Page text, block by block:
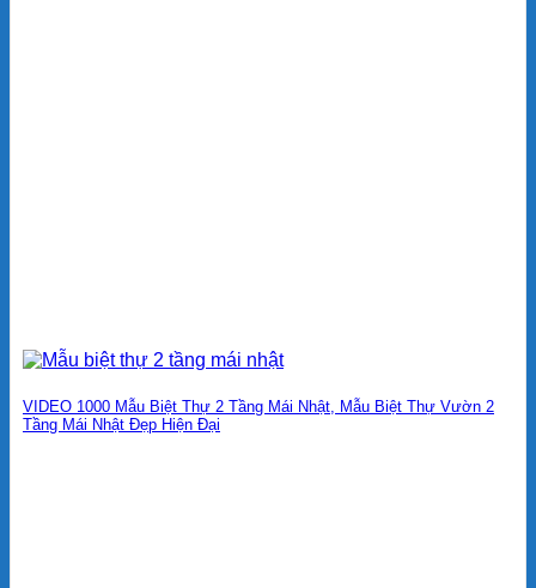
VIDEO 1000 Mẫu Biệt Thự 2 Tầng Mái Nhật, Mẫu Biệt Thự Vườn 2
Tầng Mái Nhật Đẹp Hiện Đại